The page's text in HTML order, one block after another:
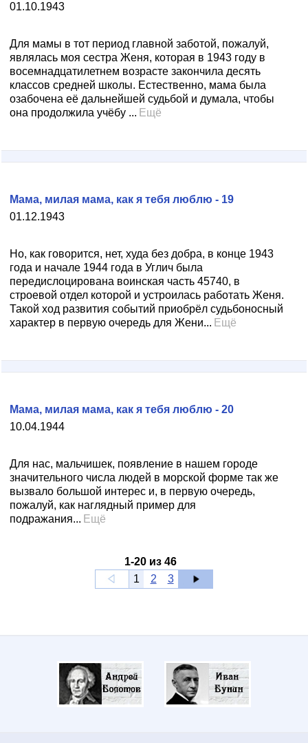
01.10.1943
Для мамы в тот период главной заботой, пожалуй,
являлась моя сестра Женя, которая в 1943 году в
восемнадцатилетнем возрасте закончила десять
классов средней школы. Естественно, мама была
озабочена её дальнейшей судьбой и думала, чтобы
она продолжила учёбу ... Ещё
01.12.1943
Мама, милая мама, как я тебя люблю - 19
Но, как говорится, нет, худа без добра, в конце 1943
года и начале 1944 года в Углич была
передислоцирована воинская часть 45740, в
строевой отдел которой и устроилась работать Женя.
Такой ход развития событий приобрёл судьбоносный
характер в первую очередь для Жени... Ещё
10.04.1944
Мама, милая мама, как я тебя люблю - 20
Для нас, мальчишек, появление в нашем городе
значительного числа людей в морской форме так же
вызвало большой интерес и, в первую очередь,
пожалуй, как наглядный пример для
подражания... Ещё
1-20 из 46
1
2 3